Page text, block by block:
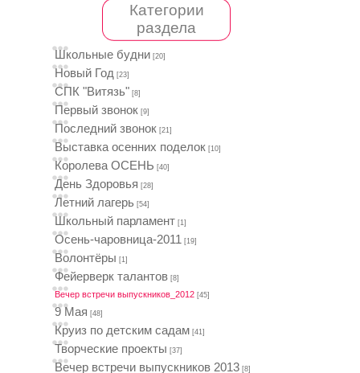
Категории
раздела
Школьные будни [20]
Новый Год [23]
СПК "Витязь" [8]
Первый звонок [9]
Последний звонок [21]
Выставка осенних поделок [10]
Королева ОСЕНЬ [40]
День Здоровья [28]
Летний лагерь [54]
Школьный парламент [1]
Осень-чаровница-2011 [19]
Волонтёры [1]
Фейерверк талантов [8]
Вечер встречи выпускников_2012 [45]
9 Мая [48]
Круиз по детским садам [41]
Творческие проекты [37]
Вечер встречи выпускников 2013 [8]